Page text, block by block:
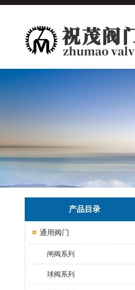
产品目录
通用阀门
闸阀系列
球阀系列